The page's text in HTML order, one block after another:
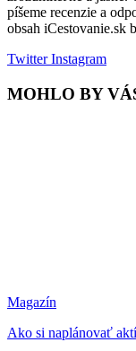
píšeme recenzie a
obsah iCestovanie.sk
TwitterInstagram
MOHLO BY
Magazín
Ako si naplánovať